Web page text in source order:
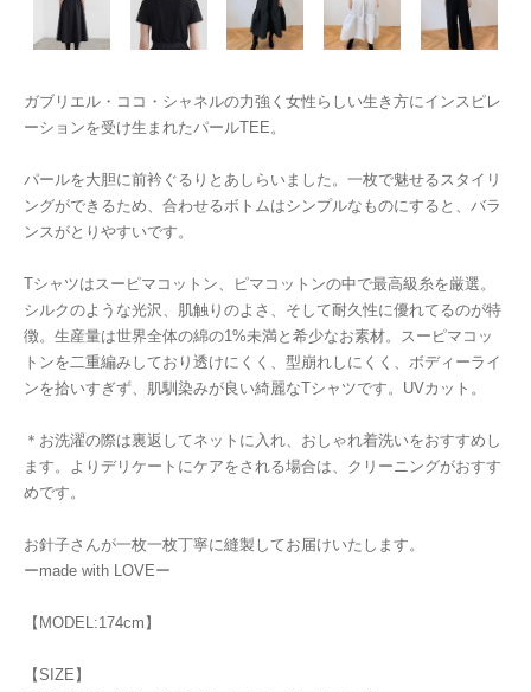
ガブリエル・ココ・シャネルの力強く女性らしい生き方にインスピレ
ーションを受け生まれたパールTEE。
パールを大胆に前衿ぐるりとあしらいました。一枚で魅せるスタイリ
ングができるため、合わせるボトムはシンプルなものにすると、バラ
ンスがとりやすいです。
Tシャツはスーピマコットン、ピマコットンの中で最高級糸を厳選。
シルクのような光沢、肌触りのよさ、そして耐久性に優れてるのが特
徴。生産量は世界全体の綿の1%未満と希少なお素材。スーピマコッ
トンを二重編みしており透けにくく、型崩れしにくく、ボディーライ
ンを拾いすぎず、肌馴染みが良い綺麗なTシャツです。UVカット。
＊お洗濯の際は裏返してネットに入れ、おしゃれ着洗いをおすすめし
ます。よりデリケートにケアをされる場合は、クリーニングがおすす
めです。
お針子さんが一枚一枚丁寧に縫製してお届けいたします。
ーmade with LOVEー
【MODEL:174cm】
【SIZE】